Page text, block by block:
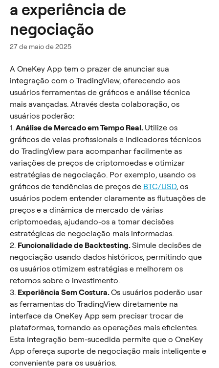
a experiência de
negociação
27 de maio de 2025
A OneKey App tem o prazer de anunciar sua
integração com o TradingView, oferecendo aos
usuários ferramentas de gráficos e análise técnica
mais avançadas. Através desta colaboração, os
usuários poderão:
1. Análise de Mercado em Tempo Real. Utilize os
gráficos de velas profissionais e indicadores técnicos
do TradingView para acompanhar facilmente as
variações de preços de criptomoedas e otimizar
estratégias de negociação. Por exemplo, usando os
gráficos de tendências de preços de BTC/USD, os
usuários podem entender claramente as flutuações de
preços e a dinâmica de mercado de várias
criptomoedas, ajudando-os a tomar decisões
estratégicas de negociação mais informadas.
2. Funcionalidade de Backtesting. Simule decisões de
negociação usando dados históricos, permitindo que
os usuários otimizem estratégias e melhorem os
retornos sobre o investimento.
3. Experiência Sem Costura. Os usuários poderão usar
as ferramentas do TradingView diretamente na
interface da OneKey App sem precisar trocar de
plataformas, tornando as operações mais eficientes.
Esta integração bem-sucedida permite que o OneKey
App ofereça suporte de negociação mais inteligente e
conveniente para os usuários.